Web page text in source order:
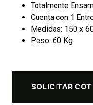
Totalmente
Cuenta con 1
Medidas: 150 x
Peso: 60 Kg
SOLICITAR